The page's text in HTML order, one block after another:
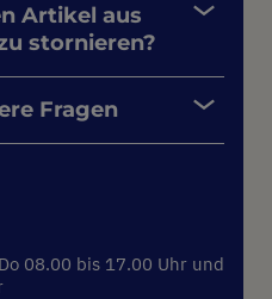
Artikel aus
stornieren?
Fragen
08.00 bis 17.00 Uhr und